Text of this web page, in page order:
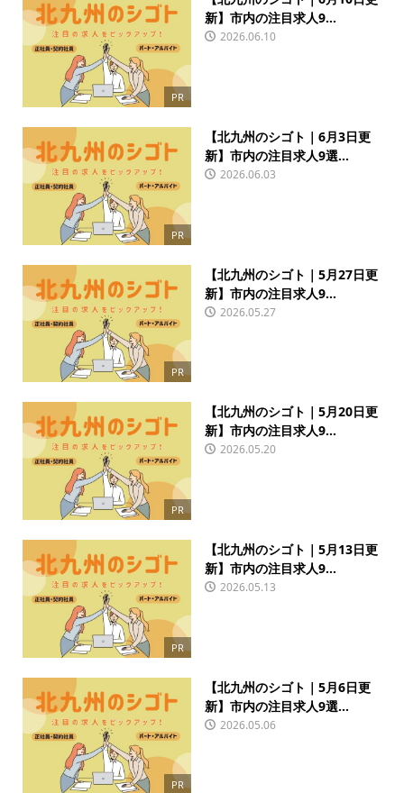
PR
新】市内の注目求人9...
2026.06.10
PR
【北九州のシゴト｜6月3日更
新】市内の注目求人9選...
2026.06.03
PR
【北九州のシゴト｜5月27日更
新】市内の注目求人9...
2026.05.27
PR
【北九州のシゴト｜5月20日更
新】市内の注目求人9...
2026.05.20
PR
【北九州のシゴト｜5月13日更
新】市内の注目求人9...
2026.05.13
PR
【北九州のシゴト｜5月6日更
新】市内の注目求人9選...
2026.05.06